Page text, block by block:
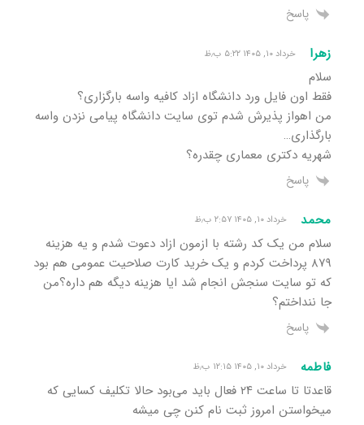
پاسخ
زهرا خرداد ۱۰, ۱۴۰۵ ۵:۲۲ ب٫ظ
سلام
فقط اون فایل ورد دانشگاه ازاد کافیه واسه بارگزاری؟
من اهواز پذیرش شدم توی سایت دانشگاه پیامی نزدن واسه
بارگذاری…
شهریه دکتری معماری چقدره؟
پاسخ
محمد خرداد ۱۰, ۱۴۰۵ ۲:۵۷ ب٫ظ
سلام من یک کد رشته با ازمون ازاد دعوت شدم و یه هزینه
۸۷۹ پرداخت کردم و یک خرید کارت صلاحیت عمومی هم بود
که تو سایت سنجش انجام شد ایا هزینه دیگه هم داره؟من
جا ننداختم؟
پاسخ
فاطمه خرداد ۱۰, ۱۴۰۵ ۱۲:۱۵ ب٫ظ
قاعدتا تا ساعت ۲۴ فعال باید می‌بود حالا تکلیف کسایی که
میخواستن امروز ثبت نام کنن چی میشه